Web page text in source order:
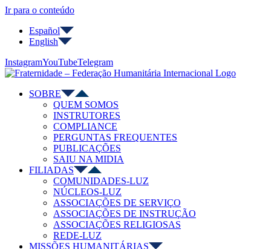
Ir para o conteúdo
Español
English
InstagramYouTubeTelegram
SOBRE
QUEM SOMOS
INSTRUTORES
COMPLIANCE
PERGUNTAS FREQUENTES
PUBLICAÇÕES
SAIU NA MIDIA
FILIADAS
COMUNIDADES-LUZ
NÚCLEOS-LUZ
ASSOCIAÇÕES DE SERVIÇO
ASSOCIAÇÕES DE INSTRUÇÃO
ASSOCIAÇÕES RELIGIOSAS
REDE-LUZ
MISSÕES HUMANITÁRIAS